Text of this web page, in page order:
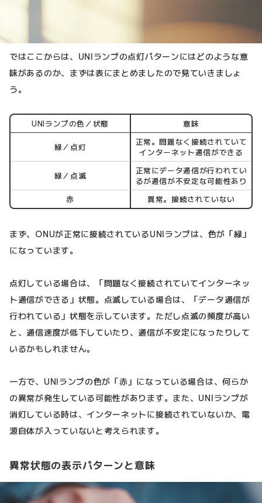
ではここからは、UNIランプの点灯パターンにはどのような意
味があるのか、まずは表にまとめましたので見ていきましょ
う。
UNIランプの色／状態 意味
緑／点灯
正常。問題なく接続されていて
インターネット通信ができる
緑／点滅
正常にデータ通信が行われてい
るが通信が不安定な可能性あり
赤
異常。接続されていない
まず、ONUが正常に接続されているUNIランプは、色が「緑」
になっています。
点灯している場合は、「問題なく接続されていてインターネッ
ト通信ができる」状態。点滅している場合は、「データ通信が
行われている」状態を示しています。ただし点滅の頻度が高い
と、通信速度が低下していたり、通信が不安定になったりして
いるかもしれません。
一方で、UNIランプの色が「赤」になっている場合は、何らか
の異常が発生している可能性があります。また、UNIランプが
消灯している時は、インターネットに接続されていないか、電
源自体が入っていないと考えられます。
異常状態の表示パターンと意味